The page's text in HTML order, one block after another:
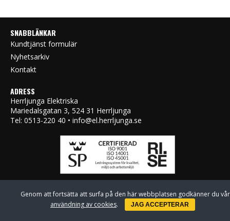
SNABBLÄNKAR
Kundtjänst formulär
Nyhetsarkiv
Kontakt
ADRESS
Herrljunga Elektriska
Mariedalsgatan 3, 524 31 Herrljunga
Tel: 0513-220 40 • info@el.herrljunga.se
Genom att fortsätta att surfa på den här webbplatsen godkänner du vår
användning av cookies. JAG ACCEPTERAR